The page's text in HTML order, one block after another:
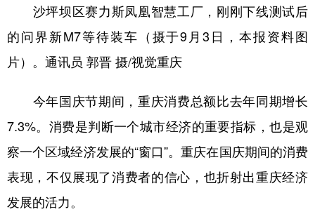
沙坪坝区赛力斯凤凰智慧工厂，刚刚下线测试后
的问界新M7等待装车（摄于9月3日，本报资料图
片）。通讯员 郭晋 摄/视觉重庆
今年国庆节期间，重庆消费总额比去年同期增长
7.3%。消费是判断一个城市经济的重要指标，也是观
察一个区域经济发展的“窗口”。重庆在国庆期间的消费
表现，不仅展现了消费者的信心，也折射出重庆经济
发展的活力。